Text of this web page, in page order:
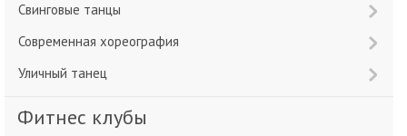
Свинговые танцы
Современная хореография
Уличный танец
Фитнес клубы